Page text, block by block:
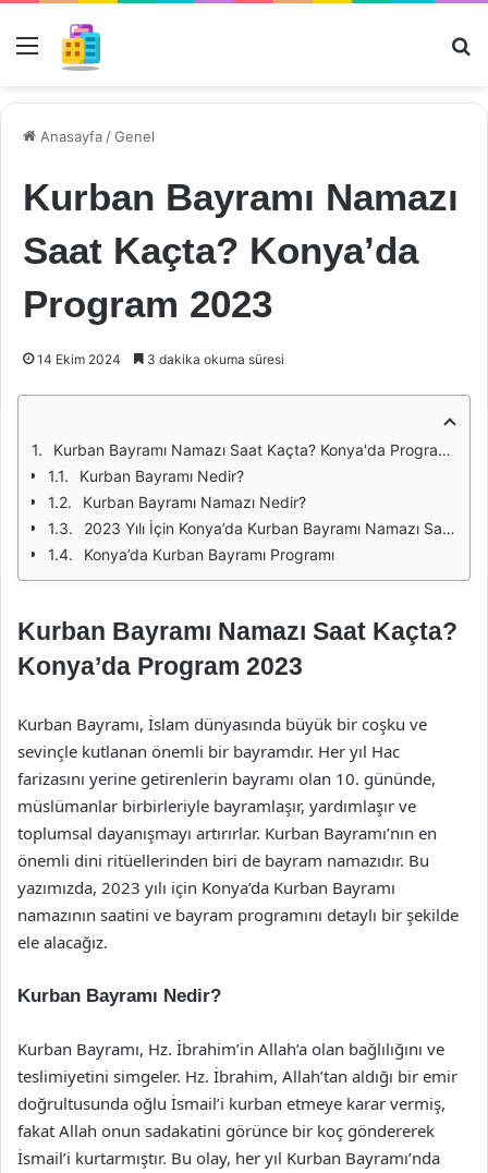
Menü
Anasayfa /Genel
Kurban Bayramı Namazı
Saat Kaçta? Konya’da
Program 2023
14 Ekim 2024 3 dakika okuma süresi
Kurban Bayramı Namazı Saat Kaçta? Konya'da Program 2023
Kurban Bayramı Nedir?
Kurban Bayramı Namazı Nedir?
2023 Yılı İçin Konya’da Kurban Bayramı Namazı Saati
Konya’da Kurban Bayramı Programı
Kurban Bayramı Namazı Saat Kaçta?
Konya’da Program 2023
Kurban Bayramı, İslam dünyasında büyük bir coşku ve
sevinçle kutlanan önemli bir bayramdır. Her yıl Hac
farizasını yerine getirenlerin bayramı olan 10. gününde,
müslümanlar birbirleriyle bayramlaşır, yardımlaşır ve
toplumsal dayanışmayı artırırlar. Kurban Bayramı’nın en
önemli dini ritüellerinden biri de bayram namazıdır. Bu
yazımızda, 2023 yılı için Konya’da Kurban Bayramı
namazının saatini ve bayram programını detaylı bir şekilde
ele alacağız.
Kurban Bayramı Nedir?
Kurban Bayramı, Hz. İbrahim’in Allah’a olan bağlılığını ve
teslimiyetini simgeler. Hz. İbrahim, Allah’tan aldığı bir emir
doğrultusunda oğlu İsmail’i kurban etmeye karar vermiş,
fakat Allah onun sadakatini görünce bir koç göndererek
İsmail’i kurtarmıştır. Bu olay, her yıl Kurban Bayramı’nda